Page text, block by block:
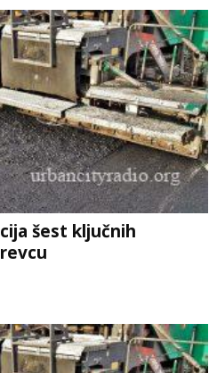
šest ključnih